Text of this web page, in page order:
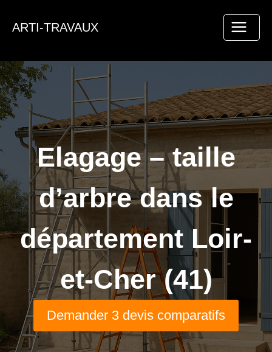
ARTI-TRAVAUX
Elagage – taille
d’arbre dans le
département Loir-
et-Cher (41)
Demander 3 devis comparatifs